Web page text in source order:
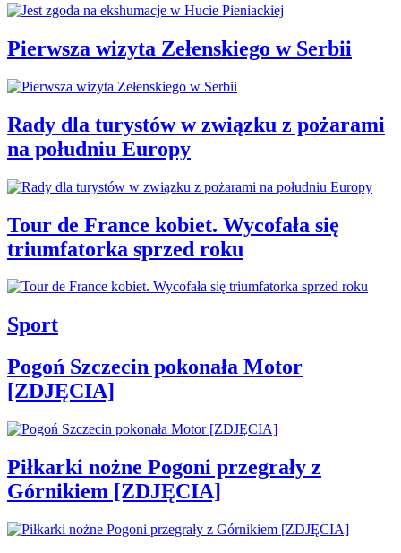
Pierwsza wizyta Zełenskiego w Serbii
Rady dla turystów w związku z pożarami
na południu Europy
Tour de France kobiet. Wycofała się
triumfatorka sprzed roku
Sport
Pogoń Szczecin pokonała Motor
[ZDJĘCIA]
Piłkarki nożne Pogoni przegrały z
Górnikiem [ZDJĘCIA]